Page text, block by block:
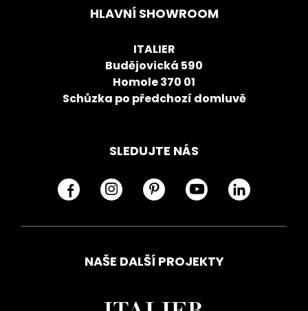
HLAVNÍ SHOWROOM
ITALIER
Budějovická 590
Homole 370 01
Schůzka po předchozí domluvě
SLEDUJTE NÁS
NAŠE DALŠÍ PROJEKTY